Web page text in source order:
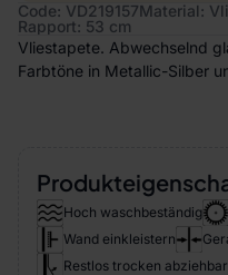
Code: VD219157Material:
Rapport: 53 cm
Vliestapete. Abwechselnd
Farbtöne in Metallic-Silber
Hoch waschbeständig
Wand einkleistern
Restlos trocken abziehbar